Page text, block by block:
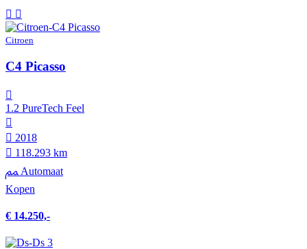
Citroen
C4 Picasso
1.2 PureTech Feel
2018
118.293 km
Automaat
Kopen
€ 14.250,-